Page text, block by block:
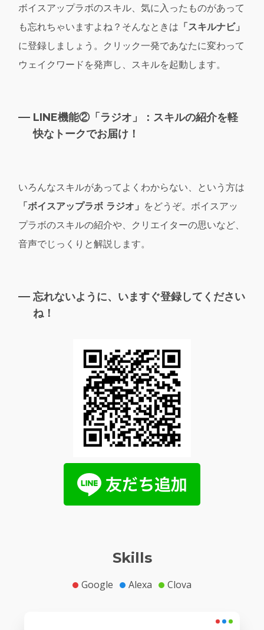
ボイスアップラボのスキル、気に入ったものがあって
も忘れちゃいますよね？そんなときは 「スキルナビ」
に登録しましょう。クリック一発であなたに変わって
ウェイクワードを発声し、スキルを起動します。
LINE機能②「ラジオ」：スキルの紹介を軽
快なトークでお届け！
いろんなスキルがあってよくわからない、という方は
「ボイスアップラボ ラジオ」 をどうぞ。ボイスアッ
プラボのスキルの紹介や、クリエイターの思いなど、
音声でじっくりと解説します。
忘れないように、いますぐ登録してください
ね！
Skills
Google Alexa Clova